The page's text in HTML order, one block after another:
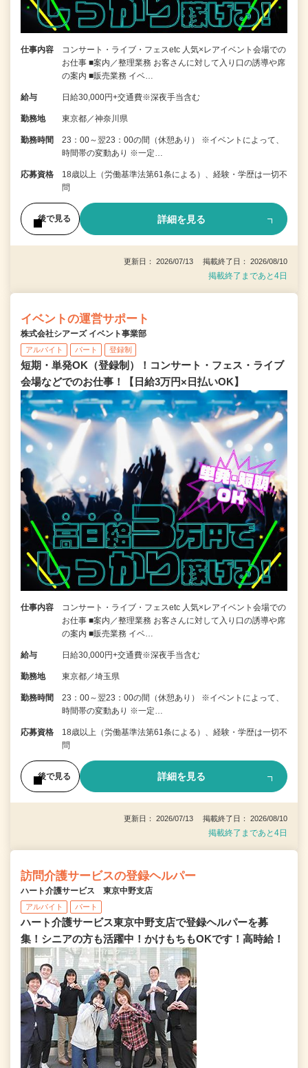
仕事内容
コンサート・ライブ・フェスetc 人気×レアイベント会場での
お仕事 ■案内／整理業務 お客さんに対して入り口の誘導や席
の案内 ■販売業務 イベ…
給与 日給30,000円+交通費※深夜手当含む
勤務地 東京都／神奈川県
勤務時間
23：00～翌23：00の間（休憩あり） ※イベントによって、
時間帯の変動あり ※一定…
応募資格
18歳以上（労働基準法第61条による）、経験・学歴は一切不
問
後で見る 詳細を見る
更新日： 2026/07/13 掲載終了日： 2026/08/10
掲載終了まであと4日
イベントの運営サポート
株式会社シアーズ イベント事業部
アルバイト パート 登録制
短期・単発OK（登録制）！コンサート・フェス・ライブ
会場などでのお仕事！【日給3万円×日払いOK】
仕事内容
コンサート・ライブ・フェスetc 人気×レアイベント会場での
お仕事 ■案内／整理業務 お客さんに対して入り口の誘導や席
の案内 ■販売業務 イベ…
給与 日給30,000円+交通費※深夜手当含む
勤務地 東京都／埼玉県
勤務時間
23：00～翌23：00の間（休憩あり） ※イベントによって、
時間帯の変動あり ※一定…
応募資格
18歳以上（労働基準法第61条による）、経験・学歴は一切不
問
後で見る 詳細を見る
更新日： 2026/07/13 掲載終了日： 2026/08/10
掲載終了まであと4日
訪問介護サービスの登録ヘルパー
ハート介護サービス 東京中野支店
アルバイト パート
ハート介護サービス東京中野支店で登録ヘルパーを募
集！シニアの方も活躍中！かけもちもOKです！高時給！